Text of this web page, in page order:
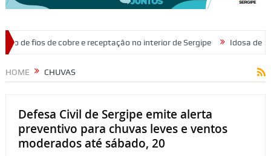
no interior de Sergipe Idosa de 82 anos morre após ser
HOME CHUVAS
Defesa Civil de Sergipe emite alerta
preventivo para chuvas leves e ventos
moderados até sábado, 20